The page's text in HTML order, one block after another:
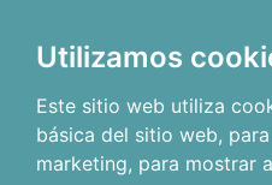
Utilizamos
Este sitio web utiliza
básica del sitio web,
marketing, para mostrar